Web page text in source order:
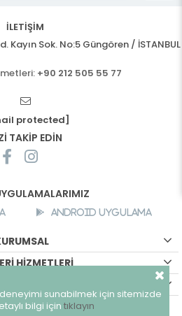
İLETİŞİM
Kayın Sok. No:5 Güngören / İSTANBUL
+90 212 505 55 77
protected]
TAKİP EDİN
Android Uygulama
HİZMETLERİ
- Tüm hakları saklıdır.
sunabilmek için sitemizde
bilgi için tıklayın